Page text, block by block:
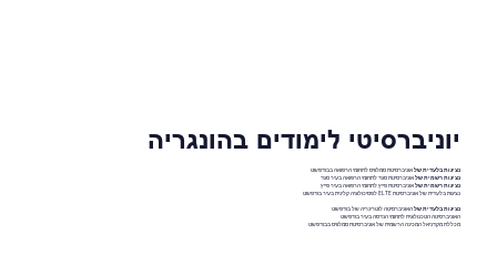
יוניברסיטי לימודים בהונגריה
נציגות בלעדית שלאוניברסיטת סמלוויס לתחומי הרפואה בבודפשט
נציגות רשמית שלאוניברסיטת סגד לתחומי הרפואה בעיר סגד
נציגות רשמית שלאוניברסיטת פייץ לתחומי הרפואה בעיר פייץ
נציגות בלעדית של אוניברסיטת ELTE לפסיכולוגיה קלינית בעיר בודפשט
נציגות בלעדית שלהאוניברסיטה לוטרינריה של בודפשט
האוניברסיטה הטכנולוגית לתחומי הנדסה בעיר בודפשט
מכללת מקדניאל המכינה הרשמית של אוניברסיטת סמלוויס בבודפשט